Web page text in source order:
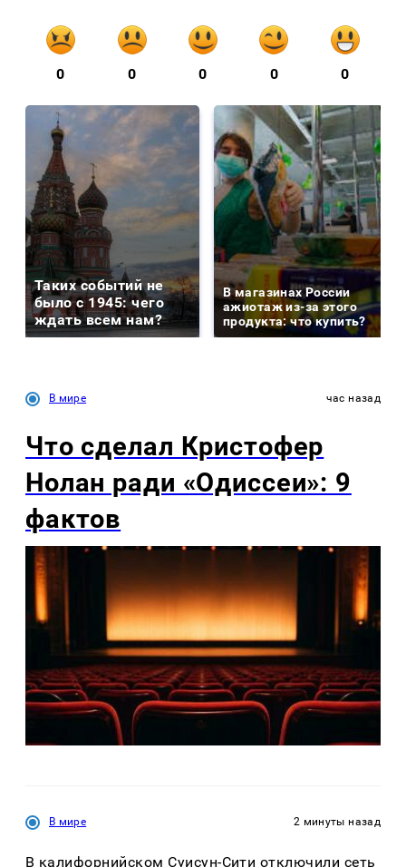
0 0 0 0 0
Таких событий не
было с 1945: чего
ждать всем нам?
В магазинах России
ажиотаж из-за этого
продукта: что купить?
В мире час назад
Что сделал Кристофер
Нолан ради «Одиссеи»: 9
фактов
В мире 2 минуты назад
В калифорнийском Суисун-Сити отключили сеть